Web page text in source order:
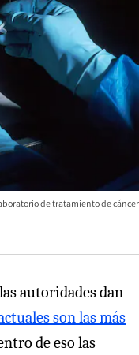
de tratamiento de cáncer
autoridades dan
son las más
de eso las